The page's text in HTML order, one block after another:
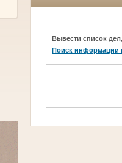
Вывести список
Поиск информации